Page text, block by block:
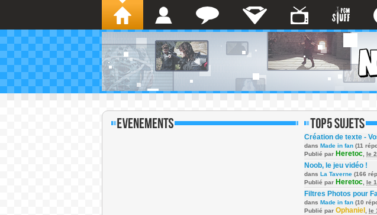
Création de texte -
dans Made in fan (11
Publié par Heretoc le
Noob, le jeu vidéo !
dans La Taverne (166
Publié par Heretoc le
Filtres Photos pour
dans Made in fan (10
Publié par Ophaniel le